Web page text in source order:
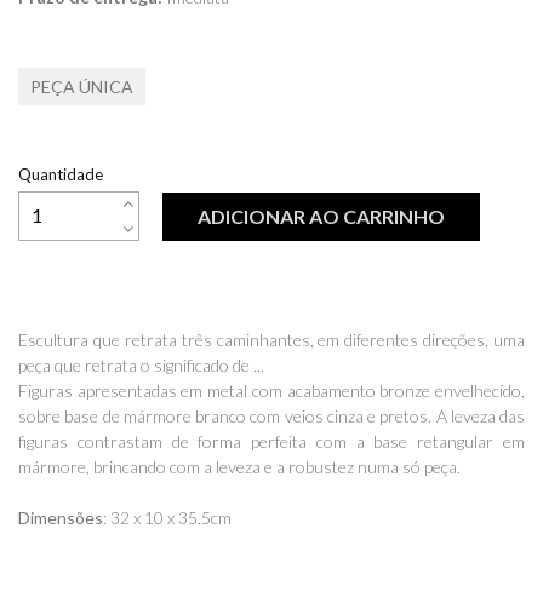
PEÇA ÚNICA
Quantidade
ADICIONAR AO CARRINHO
Escultura que retrata três caminhantes, em diferentes direções, uma
peça que retrata o significado de ...
Figuras apresentadas em metal com acabamento bronze envelhecido,
sobre base de mármore branco com veios cinza e pretos. A leveza das
figuras contrastam de forma perfeita com a base retangular em
mármore, brincando com a leveza e a robustez numa só peça.
Dimensões: 32 x 10 x 35.5cm